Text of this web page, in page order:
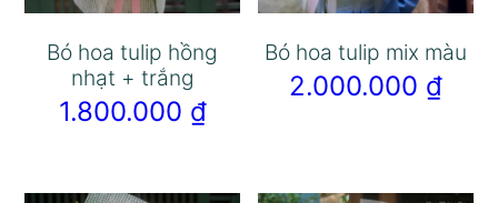
Bó hoa tulip hồng
nhạt + trắng
1.800.000 ₫
Bó hoa tulip mix màu
2.000.000 ₫